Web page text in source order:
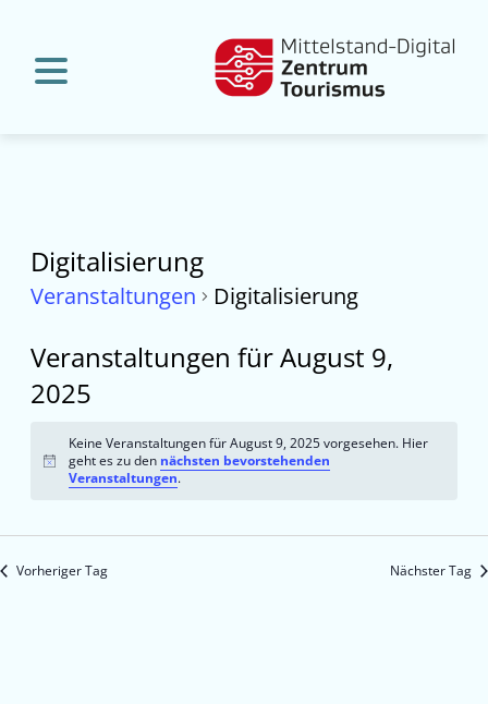
Digitalisierung
Veranstaltungen Digitalisierung
Veranstaltungen für August 9,
2025
Hinweis
Keine Veranstaltungen für August 9, 2025 vorgesehen. Hier
geht es zu den nächsten bevorstehenden
Veranstaltungen.
Vorheriger Tag Nächster Tag